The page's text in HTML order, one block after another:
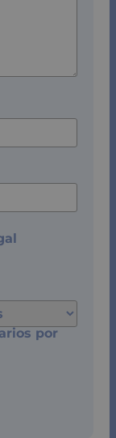
ahorro
mis hijos